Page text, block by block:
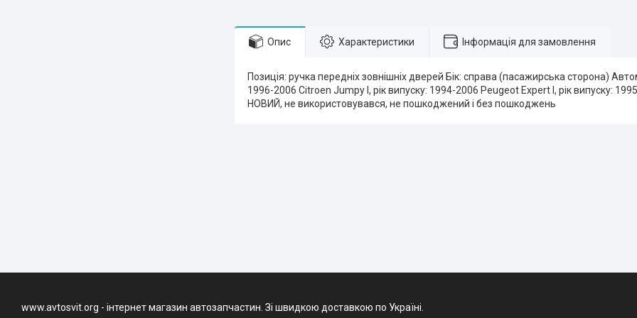
Опис Характеристики Інформація для замовлення
Позиція: ручка передніх зовнішніх дверей Бік: справа (пасажирська сторона)
1996-2006 Citroen Jumpy I, рік випуску: 1994-2006 Peugeot Expert I, рік випуску:
НОВИЙ, не використовувався, не пошкоджений і без пошкоджень
www.avtosvit.org - інтернет магазин автозапчастин. Зі швидкою доставкою по Україні.